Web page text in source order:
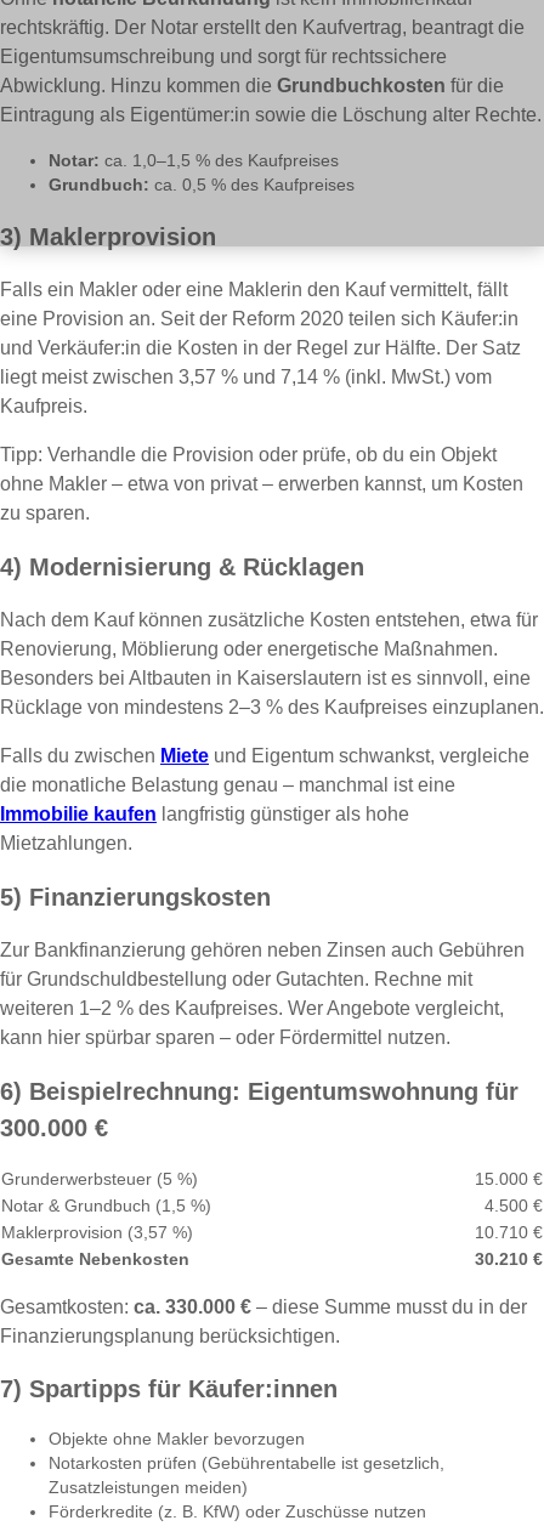
rechtskräftig. Der Notar erstellt den Kaufvertrag, beantragt die
Eigentumsumschreibung und sorgt für rechtssichere
Abwicklung. Hinzu kommen die Grundbuchkosten für die
Eintragung als Eigentümer:in sowie die Löschung alter Rechte.
Notar: ca. 1,0–1,5 % des Kaufpreises
Grundbuch: ca. 0,5 % des Kaufpreises
3) Maklerprovision
Falls ein Makler oder eine Maklerin den Kauf vermittelt, fällt
eine Provision an. Seit der Reform 2020 teilen sich Käufer:in
und Verkäufer:in die Kosten in der Regel zur Hälfte. Der Satz
liegt meist zwischen 3,57 % und 7,14 % (inkl. MwSt.) vom
Kaufpreis.
Tipp: Verhandle die Provision oder prüfe, ob du ein Objekt
ohne Makler – etwa von privat – erwerben kannst, um Kosten
zu sparen.
4) Modernisierung & Rücklagen
Nach dem Kauf können zusätzliche Kosten entstehen, etwa für
Renovierung, Möblierung oder energetische Maßnahmen.
Besonders bei Altbauten in Kaiserslautern ist es sinnvoll, eine
Rücklage von mindestens 2–3 % des Kaufpreises einzuplanen.
Falls du zwischen Miete und Eigentum schwankst, vergleiche
die monatliche Belastung genau – manchmal ist eine
Immobilie kaufen langfristig günstiger als hohe
Mietzahlungen.
5) Finanzierungskosten
Zur Bankfinanzierung gehören neben Zinsen auch Gebühren
für Grundschuldbestellung oder Gutachten. Rechne mit
weiteren 1–2 % des Kaufpreises. Wer Angebote vergleicht,
kann hier spürbar sparen – oder Fördermittel nutzen.
6) Beispielrechnung: Eigentumswohnung für
300.000 €
Grunderwerbsteuer (5 %)
15.000 €
Notar & Grundbuch (1,5 %)
4.500 €
Maklerprovision (3,57 %)
10.710 €
Gesamte Nebenkosten
30.210 €
Gesamtkosten: ca. 330.000 € – diese Summe musst du in der
Finanzierungsplanung berücksichtigen.
7) Spartipps für Käufer:innen
Objekte ohne Makler bevorzugen
Notarkosten prüfen (Gebührentabelle ist gesetzlich,
Zusatzleistungen meiden)
Förderkredite (z. B. KfW) oder Zuschüsse nutzen